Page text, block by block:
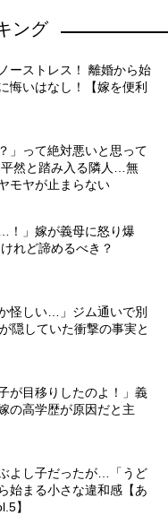
ング
ーストレス！ 離婚から始
悔いはなし！【嫁を便利
」って絶対悪いと思って
然と踏み入る隣人…無
モヤが止まらない
！」嫁が義母に怒り爆
れど諦めるべき？
怪しい…」ジム通いで別
隠していた衝撃の事実と
が目移りしたのよ！」義
の高学歴が原因だと主
よし子だったが…「うど
始まる小さな違和感【あ
】